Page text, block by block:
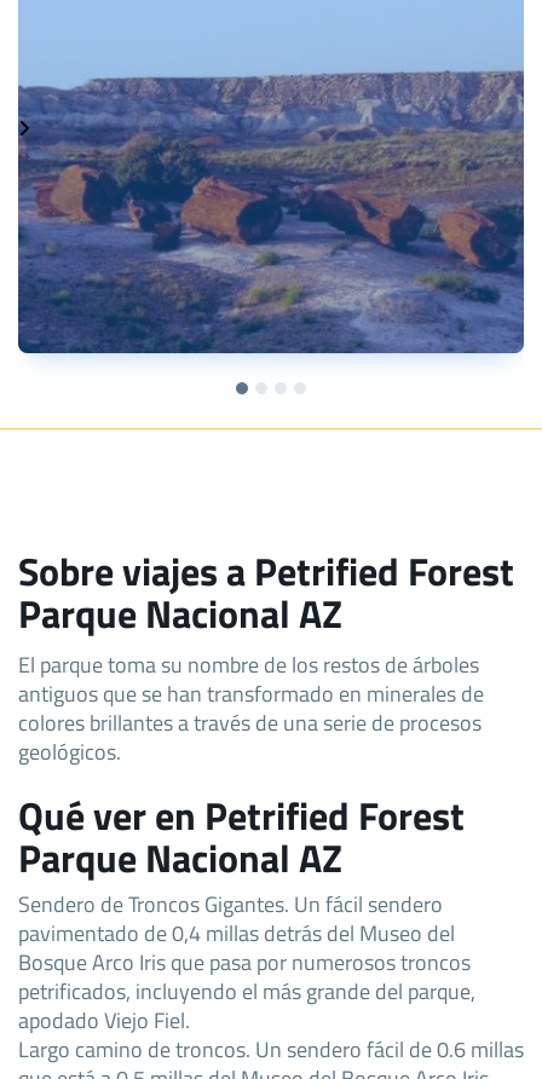
Sobre viajes a Petrified Forest
Parque Nacional AZ
El parque toma su nombre de los restos de árboles
antiguos que se han transformado en minerales de
colores brillantes a través de una serie de procesos
geológicos.
Qué ver en Petrified Forest
Parque Nacional AZ
Sendero de Troncos Gigantes. Un fácil sendero
pavimentado de 0,4 millas detrás del Museo del
Bosque Arco Iris que pasa por numerosos troncos
petrificados, incluyendo el más grande del parque,
apodado Viejo Fiel.
Largo camino de troncos. Un sendero fácil de 0.6 millas